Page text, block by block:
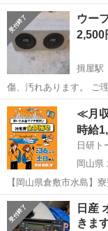
期出品です。
島根 松江市
ウー
2,500
揖屋駅
傷、汚れあります。 ご理解いただける方ご購入お願いいたします。 短
期出品です。
島根 松江市 揖
≪月
時給
日研ト
岡山県
【岡山県倉敷市水島】
《お仕事No.NS0089》 お仕事について 車の組立作業です。専用レール
に乗って流れてくる車
り・ドア・シートなどの
岡山 倉敷市 水
日産
きま